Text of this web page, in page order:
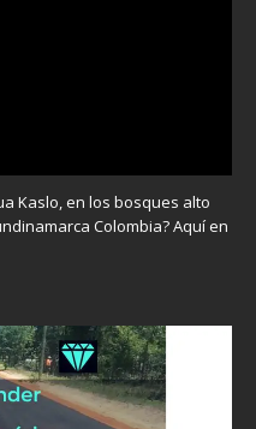
Kaslo, en los bosques alto
Colombia? Aquí en